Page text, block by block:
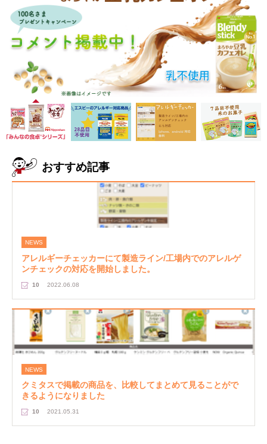
おすすめ記事
NEWS
アレルギーチェッカーにて製造ライン/工場内でのアレルゲ
ンチェックの対応を開始しました。
10 2022.06.08
NEWS
クミタスで掲載の商品を、比較してまとめて見ることがで
きるようになりました
10 2021.05.31